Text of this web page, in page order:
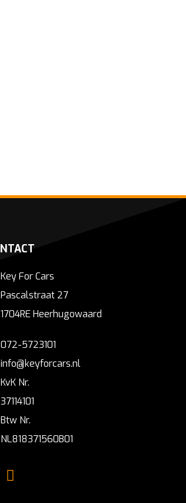
Key For Cars
Pascalstraat 27
1704RE Heerhugowaard
072-5723101
info@keyforcars.nl
KvK Nr.
37114101
Btw Nr.
NL818371560B01